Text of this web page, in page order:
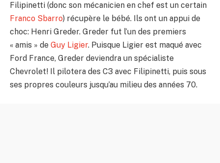
Filipinetti (donc son mécanicien en chef est un certain
Franco Sbarro) récupère le bébé. Ils ont un appui de
choc: Henri Greder. Greder fut l’un des premiers
« amis » de Guy Ligier. Puisque Ligier est maqué avec
Ford France, Greder deviendra un spécialiste
Chevrolet! Il pilotera des C3 avec Filipinetti, puis sous
ses propres couleurs jusqu’au milieu des années 70.